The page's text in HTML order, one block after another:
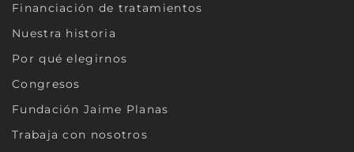
Financiación de tratamientos
Nuestra historia
Por qué elegirnos
Congresos
Fundación Jaime Planas
Trabaja con nosotros